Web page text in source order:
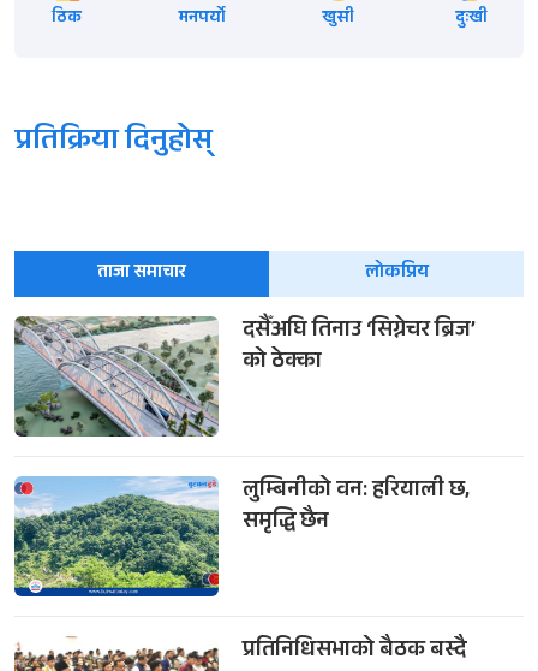
ठिक मनपर्यो खुसी दुःखी
प्रतिक्रिया दिनुहोस्
ताजा समाचार लोकप्रिय
दसैँअघि तिनाउ ‘सिग्नेचर ब्रिज’
को ठेक्का
लुम्बिनीको वन: हरियाली छ,
समृद्धि छैन
प्रतिनिधिसभाको बैठक बस्दै